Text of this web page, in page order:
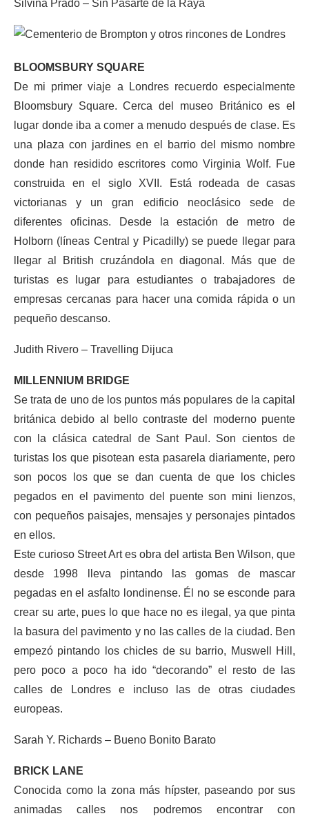
Silvina Prado – Sin Pasarte de la Raya
BLOOMSBURY SQUARE
De mi primer viaje a Londres recuerdo especialmente
Bloomsbury Square. Cerca del museo Británico es el
lugar donde iba a comer a menudo después de clase. Es
una plaza con jardines en el barrio del mismo nombre
donde han residido escritores como Virginia Wolf. Fue
construida en el siglo XVII. Está rodeada de casas
victorianas y un gran edificio neoclásico sede de
diferentes oficinas. Desde la estación de metro de
Holborn (líneas Central y Picadilly) se puede llegar para
llegar al British cruzándola en diagonal. Más que de
turistas es lugar para estudiantes o trabajadores de
empresas cercanas para hacer una comida rápida o un
pequeño descanso.
Judith Rivero – Travelling Dijuca
MILLENNIUM BRIDGE
Se trata de uno de los puntos más populares de la capital
británica debido al bello contraste del moderno puente
con la clásica catedral de Sant Paul. Son cientos de
turistas los que pisotean esta pasarela diariamente, pero
son pocos los que se dan cuenta de que los chicles
pegados en el pavimento del puente son mini lienzos,
con pequeños paisajes, mensajes y personajes pintados
en ellos.
Este curioso Street Art es obra del artista Ben Wilson, que
desde 1998 lleva pintando las gomas de mascar
pegadas en el asfalto londinense. Él no se esconde para
crear su arte, pues lo que hace no es ilegal, ya que pinta
la basura del pavimento y no las calles de la ciudad. Ben
empezó pintando los chicles de su barrio, Muswell Hill,
pero poco a poco ha ido “decorando” el resto de las
calles de Londres e incluso las de otras ciudades
europeas.
Sarah Y. Richards – Bueno Bonito Barato
BRICK LANE
Conocida como la zona más hípster, paseando por sus
animadas calles nos podremos encontrar con